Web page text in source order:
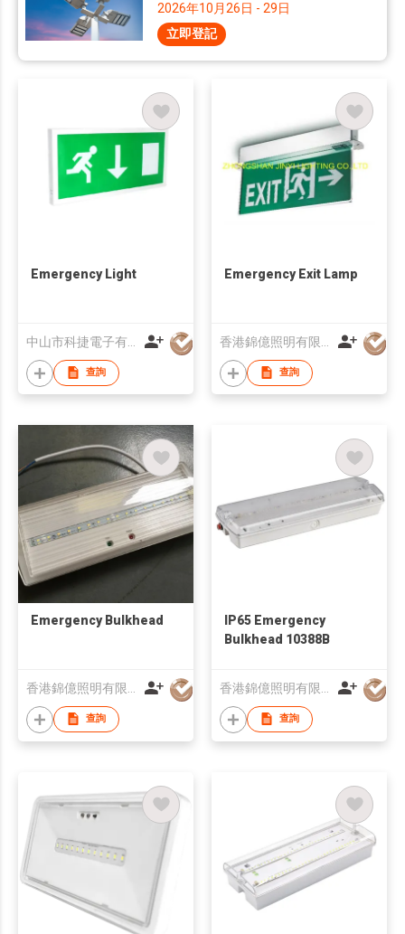
2026年10月26日 - 29日
立即登記
Emergency Light
查詢
Emergency Exit Lamp
查詢
Emergency Bulkhead
查詢
IP65 Emergency
Bulkhead 10388B
查詢